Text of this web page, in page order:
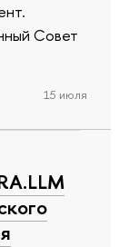
Совет
15 июля